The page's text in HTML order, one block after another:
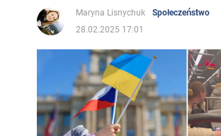
Maryna Lisnychuk
Społeczeństwo
28.02.2025 17:01